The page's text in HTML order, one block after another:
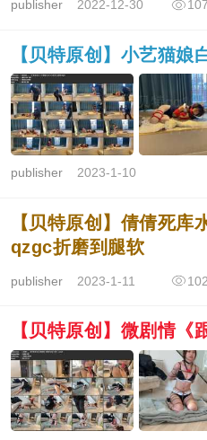
publisher2022-12-30
【贝特原创】小艺猫娘
publisher2023-1-10
【贝特原创】倩倩死库
qzgc折磨到腿软
publisher2023-1-11
【贝特原创】微剧情《